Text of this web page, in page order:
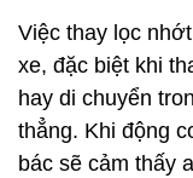
Việc thay lọc
xe, đặc biệt khi
hay di chuyển
thẳng. Khi động
bác sẽ cảm thấy